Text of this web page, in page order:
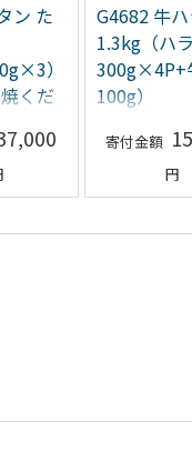
ン た
）
くだ
G4682 牛
1.3kg（ハ
300g×4P+
100g）